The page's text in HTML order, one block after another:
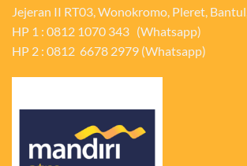
Jejeran II RT03, Wonokromo, Pleret,
HP 1 : 0812 1070 343 (Whatsapp)
HP 2 : 0812 6678 2979 (Whatsapp)